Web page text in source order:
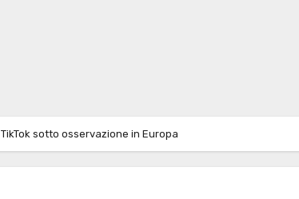
TikTok sotto osservazione in Europa